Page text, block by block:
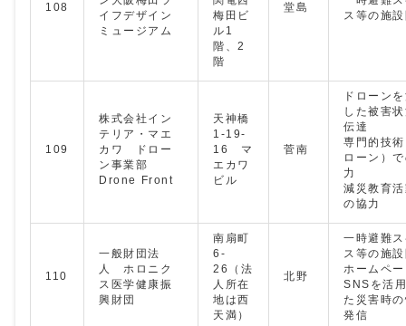
108
イフデザイン
ミュージアム
梅田ビ
ル1
階、2
階
堂島
ス等の施
109
株式会社イン
テリア・マエ
カワ ドロー
ン事業部
Drone Front
天神橋
1-19-
16 マ
エカワ
ビル
菅南
ドローン
した被害
伝達
専門的技
ローン）
力
減災教育
の協力
110
一般財団法
人 ホロニク
ス医学健康振
興財団
南扇町
6-
26（法
人所在
地は西
天満）
北野
一時避難
ス等の施
ホームペ
SNSを活
た災害時
発信